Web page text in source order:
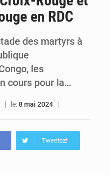
Est de la RDC : Aimé Boji réclame un tribunal international pour juger trois décennies de crimes impunis
Alain Bolodjwa claque la porte de la Coalition Article 64 – « Je ne cautionne pas ce dialogue avec ceux qui bafouent la Constitution »
en RDC
des martyrs à
les
cours pour la…
le:8 mai 2024
Tweetez!